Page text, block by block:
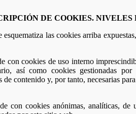
DE COOKIES.
esquematiza las cookies arriba
con cookies de uso interno
así como cookies gestionadas
de contenido y, por tanto, necesarias
con cookies anónimas, analíticas,